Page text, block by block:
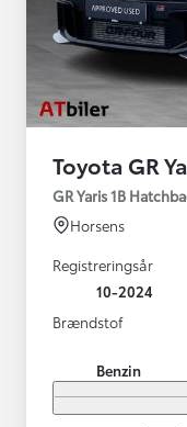
Toyota GR
GR Yaris 1B
Horsens
Registreringsår
10-2024
Brændstof
Benzin